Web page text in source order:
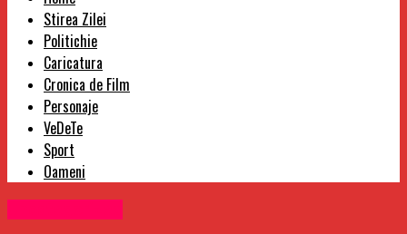
Stirea Zilei
Politichie
Caricatura
Cronica de Film
Personaje
VeDeTe
Sport
Oameni